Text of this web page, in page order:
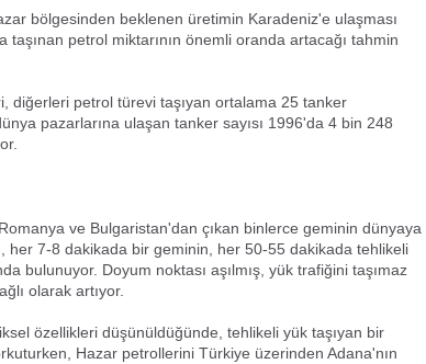
bölgesinden beklenen üretimin Karadeniz'e ulaşması
petrol miktarının önemli oranda artacağı tahmin
diğerleri petrol türevi taşıyan ortalama 25 tanker
pazarlarına ulaşan tanker sayısı 1996'da 4 bin 248
ve Bulgaristan'dan çıkan binlerce geminin dünyaya
her 7-8 dakikada bir geminin, her 50-55 dakikada tehlikeli
bulunuyor. Doyum noktası aşılmış, yük trafiğini taşımaz
olarak artıyor.
özellikleri düşünüldüğünde, tehlikeli yük taşıyan bir
Hazar petrollerini Türkiye üzerinden Adana'nın